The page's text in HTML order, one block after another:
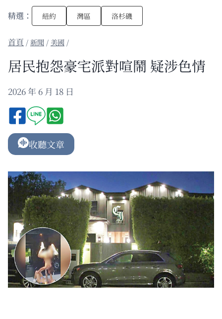
精選： 紐約 灣區 洛杉磯
/新聞 / 美國 /
居民抱怨豪宅派對喧鬧 疑涉色情
2026 年 6 月 18 日
收聽文章